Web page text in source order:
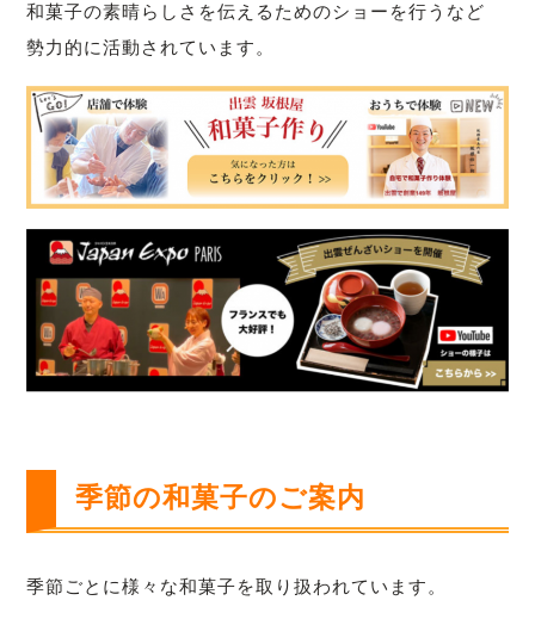
和菓子の素晴らしさを伝えるためのショーを行うなど
勢力的に活動されています。
季節の和菓子のご案内
季節ごとに様々な和菓子を取り扱われています。